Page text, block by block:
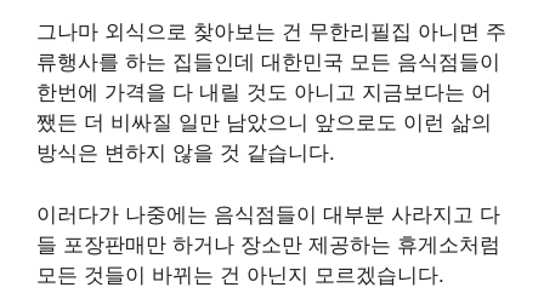
그나마 외식으로 찾아보는 건 무한리필집 아니면 주
류행사를 하는 집들인데 대한민국 모든 음식점들이
한번에 가격을 다 내릴 것도 아니고 지금보다는 어
쨌든 더 비싸질 일만 남았으니 앞으로도 이런 삶의
방식은 변하지 않을 것 같습니다.
이러다가 나중에는 음식점들이 대부분 사라지고 다
들 포장판매만 하거나 장소만 제공하는 휴게소처럼
모든 것들이 바뀌는 건 아닌지 모르겠습니다.